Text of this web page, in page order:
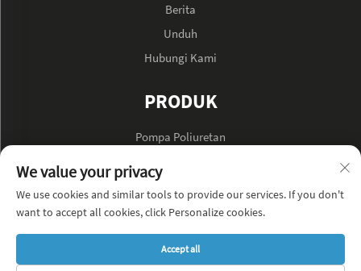
Berita
Unduh
Hubungi Kami
PRODUK
Pompa Poliuretan
TENTANG PERUSAHAAN
Blog
We value your privacy
We use cookies and similar tools to provide our services. If you don't
want to accept all cookies, click Personalize cookies.
Accept all